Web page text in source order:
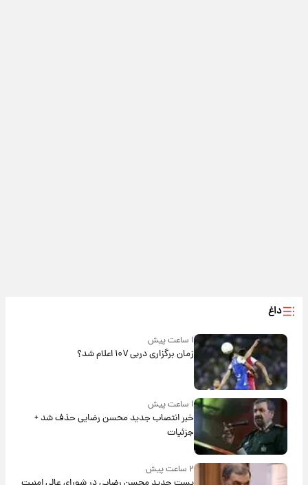
داغ
زمان برگزاری دربی ۱۰۷ اعلام شد؟
۱ ساعت پیش
خبر انتصاب جدید محسن رضایی حذف شد +
جزئیات